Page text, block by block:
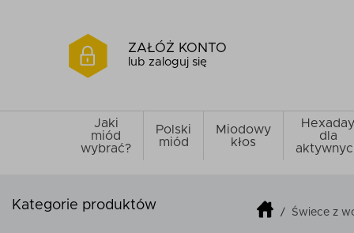
ZAŁÓŻ KONTO
lub zaloguj się
Jaki
miód
wybrać?
Polski
miód
Miodowy
kłos
Hexaday
dla
Kategorie produktów / Świece z